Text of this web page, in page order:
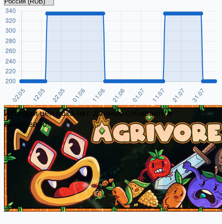
Истории цен пока нет. Данные собираются
ежедневно.